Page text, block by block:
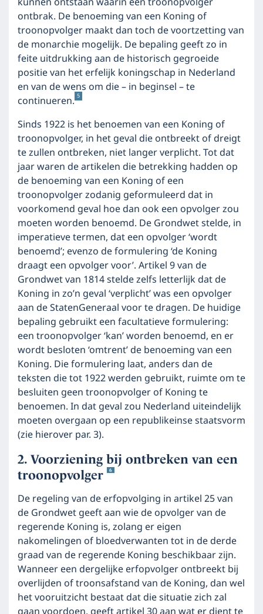
ontbrak. De benoeming van een Koning of
troonopvolger maakt dan toch de voortzetting van
de monarchie mogelijk. De bepaling geeft zo in
feite uitdrukking aan de historisch gegroeide
positie van het erfelijk koningschap in Nederland
en van de wens om die – in beginsel – te
continueren. 5
Sinds 1922 is het benoemen van een Koning of
troonopvolger, in het geval die ontbreekt of dreigt
te zullen ontbreken, niet langer verplicht. Tot dat
jaar waren de artikelen die betrekking hadden op
de benoeming van een Koning of een
troonopvolger zodanig geformuleerd dat in
voorkomend geval hoe dan ook een opvolger zou
moeten worden benoemd. De Grondwet stelde, in
imperatieve termen, dat een opvolger ‘wordt
benoemd’; evenzo de formulering ‘de Koning
draagt een opvolger voor’. Artikel 9 van de
Grondwet van 1814 stelde zelfs letterlijk dat de
Koning in zo’n geval ‘verplicht’ was een opvolger
aan de StatenGeneraal voor te dragen. De huidige
bepaling gebruikt een facultatieve formulering:
een troonopvolger ‘kan’ worden benoemd, en er
wordt besloten ‘omtrent’ de benoeming van een
Koning. Die formulering laat, anders dan de
teksten die tot 1922 werden gebruikt, ruimte om te
besluiten geen troonopvolger of Koning te
benoemen. In dat geval zou Nederland uiteindelijk
moeten overgaan op een republikeinse staatsvorm
(zie hierover par. 3).
Voorziening bij ontbreken van een
troonopvolger
6
De regeling van de erfopvolging in artikel 25 van
de Grondwet geeft aan wie de opvolger van de
regerende Koning is, zolang er eigen
nakomelingen of bloedverwanten tot in de derde
graad van de regerende Koning beschikbaar zijn.
Wanneer een dergelijke erfopvolger ontbreekt bij
overlijden of troonsafstand van de Koning, dan wel
het vooruitzicht bestaat dat die situatie zich zal